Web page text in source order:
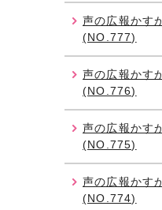
声の広報か
(NO.777)
声の広報か
(NO.776)
声の広報か
(NO.775)
声の広報か
(NO.774)